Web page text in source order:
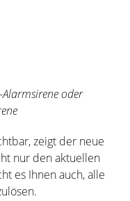
oder
zeigt der neue
nur den aktuellen
es Ihnen auch, alle